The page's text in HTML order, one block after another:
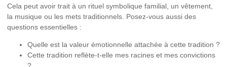
Cela peut avoir trait à un rituel symbolique familial, un vêtement,
la musique ou les mets traditionnels. Posez-vous aussi des
questions essentielles :
Quelle est la valeur émotionnelle attachée à cette tradition ?
Cette tradition reflète-t-elle mes racines et mes convictions